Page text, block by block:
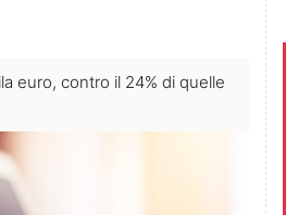
euro, contro il 24% di quelle